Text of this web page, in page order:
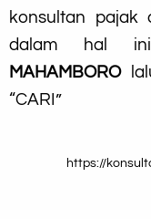
konsultan pajak
dalam hal
MAHAMBORO
“CARI”
https://